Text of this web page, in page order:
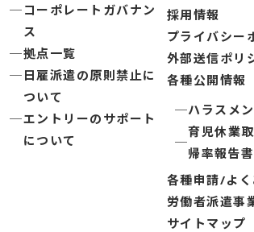
コーポレートガバナン
ス
拠点一覧
日雇派遣の原則禁止に
ついて
エントリーのサポート
について
採用情報
プライバシー
外部送信ポリ
各種公開情報
ハラスメ
育児休業
帰率報告書
各種申請/よ
労働者派遣事
サイトマップ